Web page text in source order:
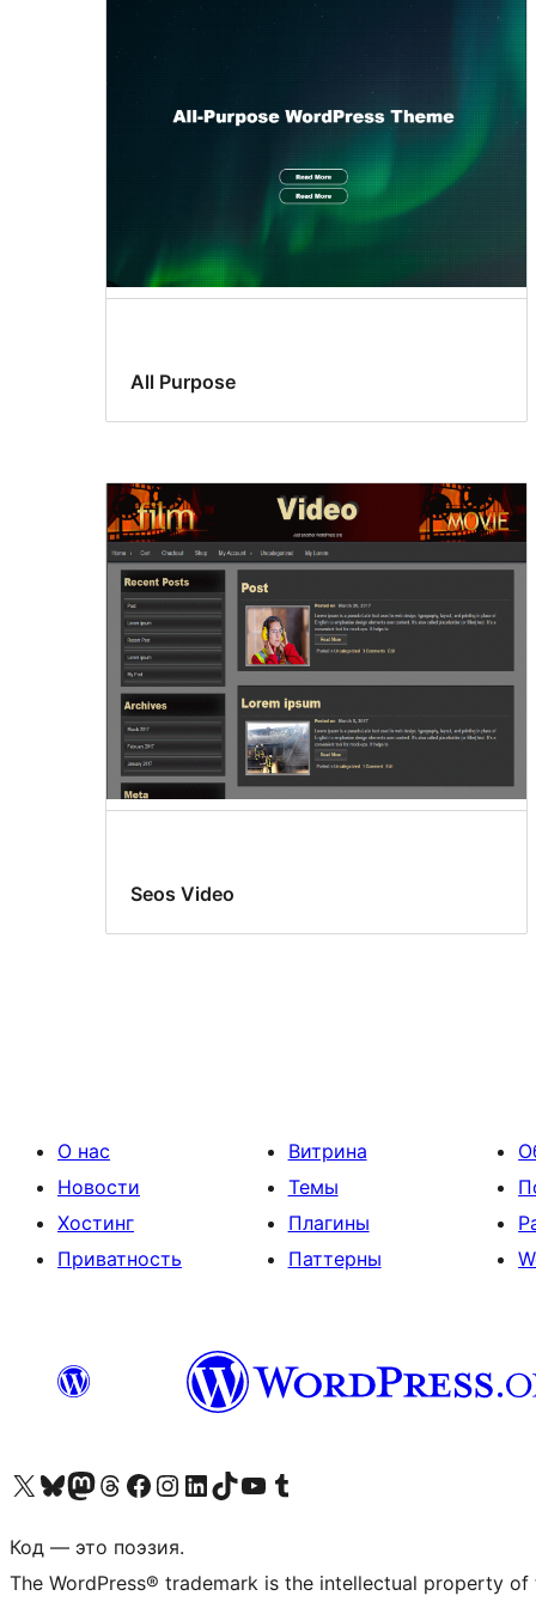
All Purpose
Seos Video
О нас
Новости
Хостинг
Приватность
Витрина
Темы
Плагины
Паттерны
Посетите нас в X (ранее Twitter)
Посетите нашу учётную запись в Bluesky
Посетите нашу ленту в Mastodon
Посетите нашу учётную запись в Threads
Посетите нашу страницу на Facebook
Посетите наш Instagram
Посетите нашу страницу в LinkedIn
Посетите нашу учётную запись в TikTok
Посетите наш канал YouTube
Посетите нашу учётную запись в Tumblr
Код — это поэзия.
The WordPress® trademark is the intellectual property of